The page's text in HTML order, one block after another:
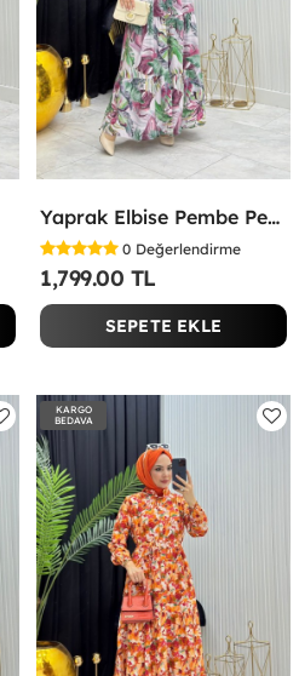
Yaprak Elbise Pembe Pembe
0 Değerlendirme
1,799.00 TL
SEPETE EKLE
KARGO
BEDAVA